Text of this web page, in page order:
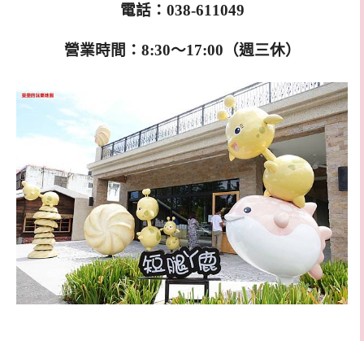
電話：038-611049
營業時間：8:30～17:00（週三休）